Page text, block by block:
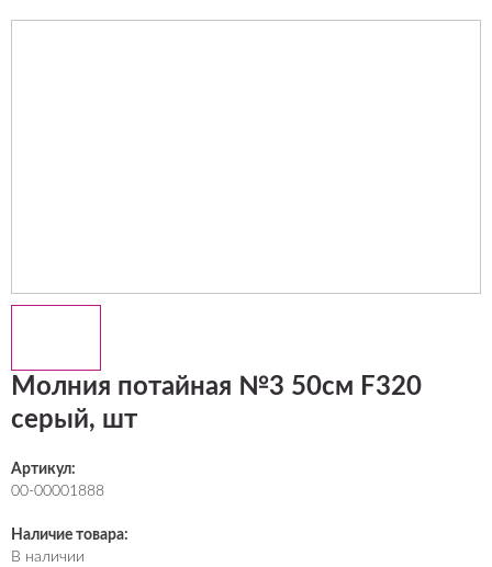
Молния потайная №3 50см F320
серый, шт
Артикул:
00-00001888
Наличие товара:
В наличии